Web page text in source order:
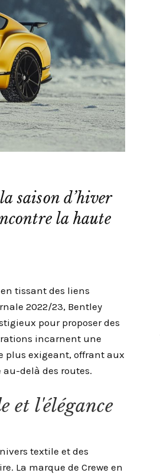
saison d’hiver
la haute
tissant des liens
2022/23, Bentley
pour proposer des
incarnent une
plus exigeant, offrant aux
delà des routes.
et l'élégance
textile et des
La marque de Crewe en